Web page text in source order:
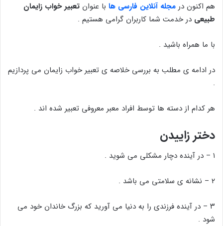
هم اکنون در مجله آنلاین فارسی ها با عنوان تعبیر خواب زایمان
طبیعی در خدمت شما کاربران گرامی هستیم .
با ما همراه باشید .
در ادامه ی مطلب به بررسی خلاصه ی تعبیر خواب زایمان می پردازیم
.
هر کدام از دسته ها توسط افراد معبر معروفی تعبیر شده اند .
دختر زاییدن
۱ – در آینده دچار مشکلی می شوید .
۲ – نشانه ی سلامتی می باشد .
۳ – در آینده فرزندی را به دنیا می آورید که بزرگ خاندان خود می
شود .